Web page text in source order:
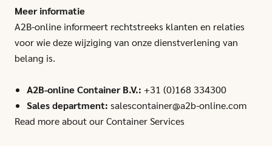
Meer informatie
A2B-online informeert rechtstreeks klanten en relaties
voor wie deze wijziging van onze dienstverlening van
belang is.
A2B-online Container B.V.: +31 (0)168 334300
Sales department: salescontainer@a2b-online.com
Read more about our Container Services